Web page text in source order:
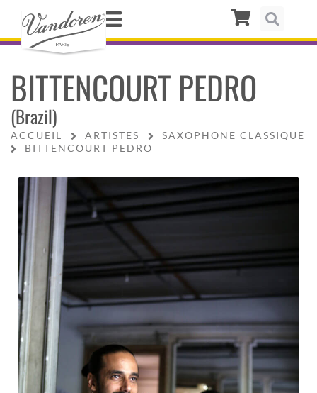
BITTENCOURT PEDRO
(Brazil)
ACCUEIL ARTISTES
SAXOPHONE CLASSIQUE
BITTENCOURT PEDRO